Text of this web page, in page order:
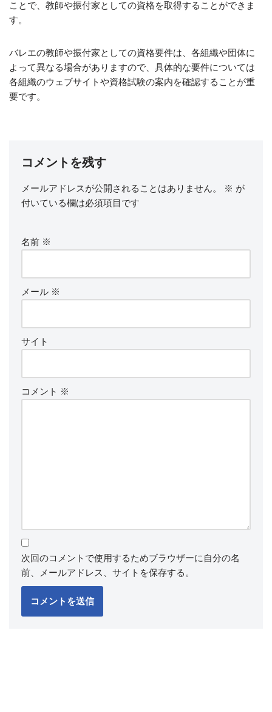
ことで、教師や振付家としての資格を取得することができま
す。
バレエの教師や振付家としての資格要件は、各組織や団体に
よって異なる場合がありますので、具体的な要件については
各組織のウェブサイトや資格試験の案内を確認することが重
要です。
コメントを残す
メールアドレスが公開されることはありません。 ※ が
付いている欄は必須項目です
名前 ※
メール ※
サイト
コメント ※
次回のコメントで使用するためブラウザーに自分の名
前、メールアドレス、サイトを保存する。